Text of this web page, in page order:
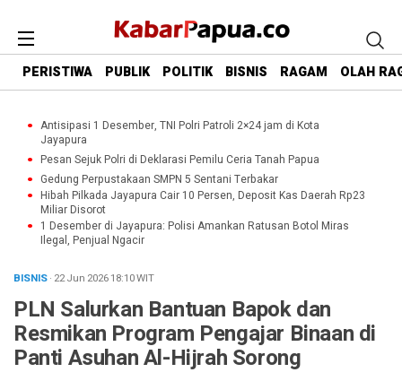
PERISTIWA PUBLIK POLITIK BISNIS RAGAM OLAH
Antisipasi 1 Desember, TNI Polri Patroli 2×24 jam di Kota
Jayapura
Pesan Sejuk Polri di Deklarasi Pemilu Ceria Tanah Papua
Gedung Perpustakaan SMPN 5 Sentani Terbakar
Hibah Pilkada Jayapura Cair 10 Persen, Deposit Kas Daerah Rp23
Miliar Disorot
1 Desember di Jayapura: Polisi Amankan Ratusan Botol Miras
Ilegal, Penjual Ngacir
BISNIS· 22 Jun 202618:10WIT
PLN Salurkan Bantuan Bapok dan
Resmikan Program Pengajar Binaan di
Panti Asuhan Al-Hijrah Sorong